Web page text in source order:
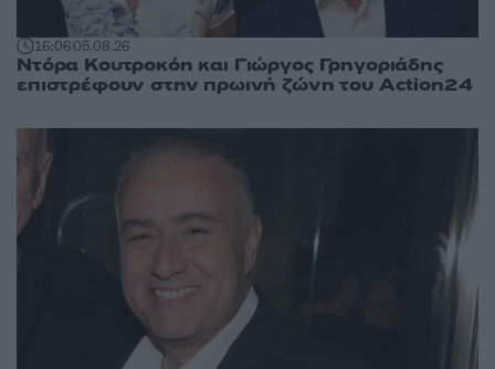
16:0605.08.26
Ντόρα Κουτροκόη και Γιώργος Γρηγοριάδης
επιστρέφουν στην πρωινή ζώνη του Action24